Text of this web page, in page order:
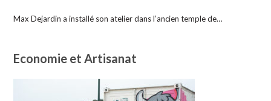
Max Dejardin a installé son atelier dans l’ancien temple de…
Economie et Artisanat